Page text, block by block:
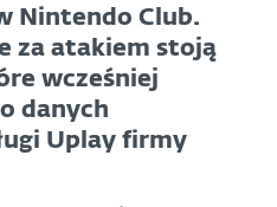
Nintendo Club.
za atakiem stoją
wcześniej
danych
Uplay firmy